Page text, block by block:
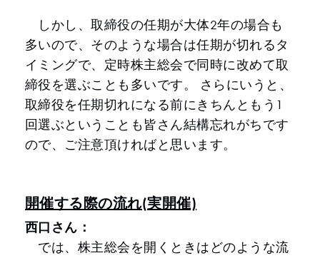
しかし、取締役の任期が大体2年の場合も
多いので、そのような場合は任期が切れるタ
イミングで、定時株主総会で同時に改めて取
締役を選ぶことも多いです。 さらにいうと、
取締役を任期切れになる前にきちんともう1
回選ぶということも皆さん結構忘れがちです
ので、ご注意頂ければと思います。
開催する際の流れ(実開催)
西口さん：
では、株主総会を開くときはどのような流